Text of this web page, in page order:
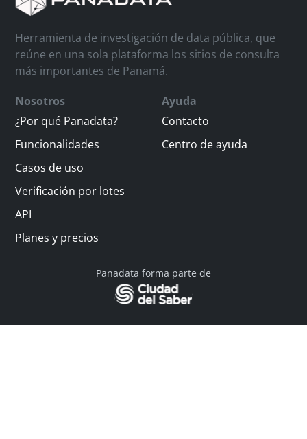
Herramienta de investigación de data pública, que
reúne en una sola plataforma los sitios de consulta
más importantes de Panamá.
Nosotros
¿Por qué Panadata?
Funcionalidades
Casos de uso
Verificación por lotes
API
Planes y precios
Ayuda
Contacto
Centro de ayuda
Panadata forma parte de